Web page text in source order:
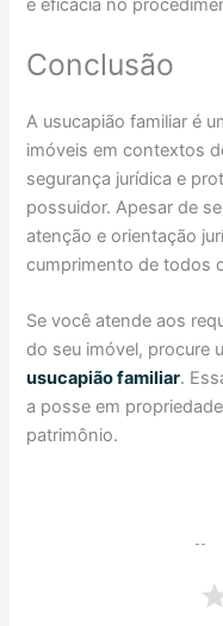
e eficácia no
Conclusão
A usucapião familiar é
imóveis em contextos
segurança jurídica e
possuidor. Apesar de
atenção e orientação
cumprimento de todos
Se você atende aos
do seu imóvel, procure
usucapião familiar.
a posse em
patrimônio.